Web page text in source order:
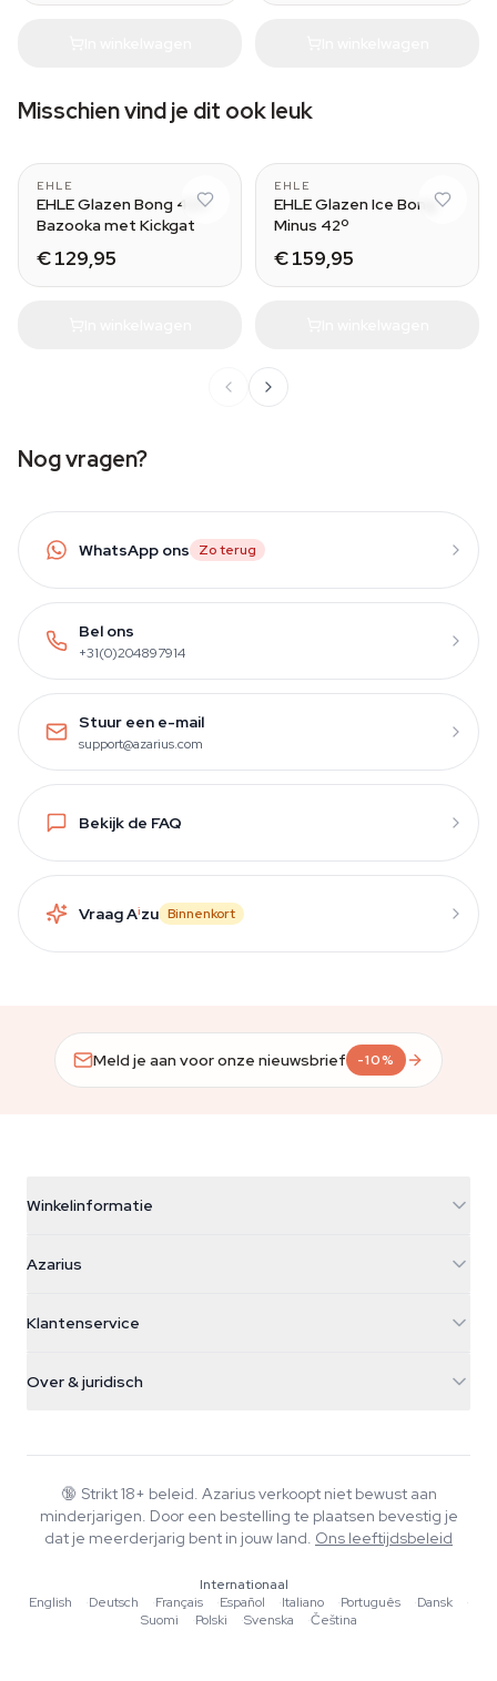
Misschien vind je dit ook leuk
EHLE
EHLE Glazen Bong 420
Bazooka met Kickgat
€ 129,95
EHLE
EHLE Glazen Ice Bong
Minus 42º
€ 159,95
Nog vragen?
WhatsApp ons Zo terug
Bel ons
+31(0)204897914
Stuur een e-mail
support@azarius.com
Bekijk de FAQ
Vraag Aizu Binnenkort
Meld je aan voor onze nieuwsbrief -10%
Winkelinformatie
Galvaniweg 11
Nederland
+31(0)204897914
Azarius
Smokeshop
Klantenservice
Retourbeleid
Veelgestelde vragen
Privacybeleid
Over & juridisch
Wiki
Muziek
Redactionele normen
Tools & Calculators
🔞 Strikt 18+ beleid. Azarius verkoopt niet bewust aan
minderjarigen. Door een bestelling te plaatsen bevestig je
dat je meerderjarig bent in jouw land. Ons leeftijdsbeleid
Internationaal
English
·Deutsch ·Français ·Español ·Italiano ·Português ·Dansk
·
Suomi
·Polski ·Svenska ·Čeština